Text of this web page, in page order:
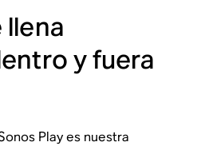
llena
y fuera
Play es nuestra